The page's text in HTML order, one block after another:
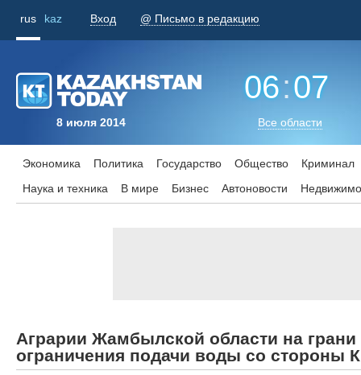
rus kaz Вход @ Письмо в редакцию
8 июля 2014
06:07
Все области
Экономика Политика Государство Общество
Криминал
Наука и техника
В мире Бизнес Aвтоновости
Аграрии Жамбылской области на грани
ограничения подачи воды со стороны